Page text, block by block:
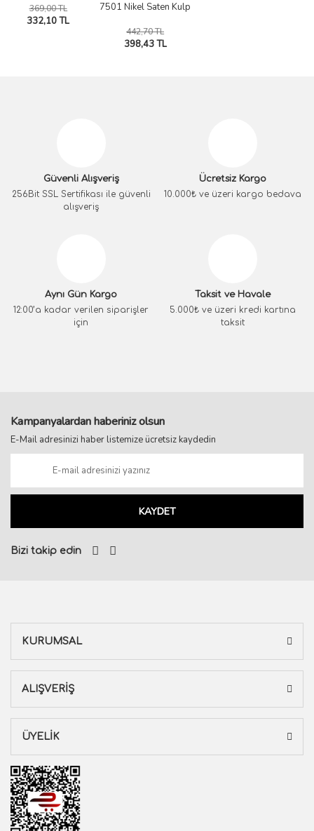
369,00 TL
332,10 TL
7501 Nikel Saten Kulp
442,70 TL
398,43 TL
Güvenli Alışveriş
256Bit SSL Sertifikası ile güvenli
alışveriş
Ücretsiz Kargo
10.000₺ ve üzeri kargo bedava
Aynı Gün Kargo
12:00’a kadar verilen siparişler
için
Taksit ve Havale
5.000₺ ve üzeri kredi kartına
taksit
Kampanyalardan haberiniz olsun
E-Mail adresinizi haber listemize ücretsiz kaydedin
KAYDET
Bizi takip edin
KURUMSAL
ALIŞVERİŞ
ÜYELİK